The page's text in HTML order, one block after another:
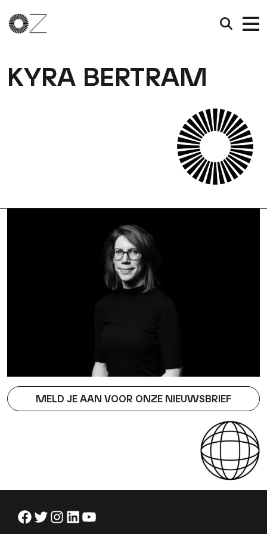
KYRA BERTRAM
MELD JE AAN VOOR ONZE NIEUWSBRIEF
Facebook
Twitter
Instagram
LinkedIn
YouTube